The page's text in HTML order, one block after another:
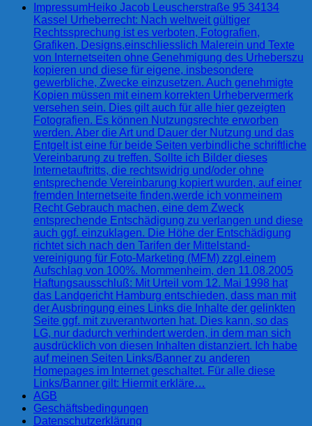
ImpressumHeiko Jacob Leuscherstraße 95 34134
Kassel Urheberrecht: Nach weltweit gültiger
Rechtssprechung ist es verboten, Fotografien,
Grafiken, Designs,einschliesslich Malerein und Texte
von Internetseiten ohne Genehmigung des Urheberszu
kopieren und diese für eigene, insbesondere
gewerbliche, Zwecke einzusetzen. Auch genehmigte
Kopien müssen mit einem korrekten Urhebervermerk
versehen sein. Dies gilt auch für alle hier gezeigten
Fotografien. Es können Nutzungsrechte erworben
werden. Aber die Art und Dauer der Nutzung und das
Entgelt ist eine für beide Seiten verbindliche schriftliche
Vereinbarung zu treffen. Sollte ich Bilder dieses
Internetauftritts, die rechtswidrig und/oder ohne
entsprechende Vereinbarung kopiert wurden, auf einer
fremden Internetseite finden,werde ich vonmeinem
Recht Gebrauch machen, eine dem Zweck
entsprechende Entschädigung zu verlangen und diese
auch ggf. einzuklagen. Die Höhe der Entschädigung
richtet sich nach den Tarifen der Mittelstand-
vereinigung für Foto-Marketing (MFM) zzgl.einem
Aufschlag von 100%. Mommenheim, den 11.08.2005
Haftungsausschluß: Mit Urteil vom 12. Mai 1998 hat
das Landgericht Hamburg entschieden, dass man mit
der Ausbringung eines Links die Inhalte der gelinkten
Seite ggf. mit zuverantworten hat. Dies kann, so das
LG, nur dadurch verhindert werden, in dem man sich
ausdrücklich von diesen Inhalten distanziert. Ich habe
auf meinen Seiten Links/Banner zu anderen
Homepages im Internet geschaltet. Für alle diese
Links/Banner gilt: Hiermit erkläre…
AGB
Geschäftsbedingungen
Datenschutzerklärung